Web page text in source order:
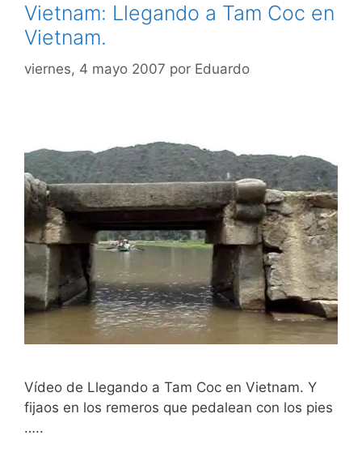
Vietnam: Llegando a Tam Coc en
Vietnam.
viernes, 4 mayo 2007 por Eduardo
Vídeo de Llegando a Tam Coc en Vietnam. Y
fijaos en los remeros que pedalean con los pies
…..